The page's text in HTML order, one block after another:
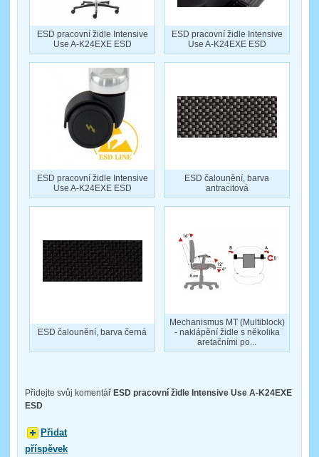
ESD pracovní židle Intensive
Use A-K24EXE ESD
ESD pracovní židle Intensive
Use A-K24EXE ESD
ESD pracovní židle Intensive
Use A-K24EXE ESD
ESD čalounění, barva
antracitová
ESD čalounění, barva černá
Mechanismus MT (Multiblock)
- naklápění židle s několika
aretačními po...
Přidejte svůj komentář ESD pracovní židle Intensive Use A-K24EXE
ESD
Přidat
příspěvek